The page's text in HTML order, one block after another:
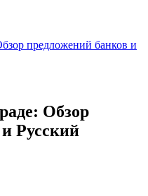
предложений банков и
Обзор
Русский